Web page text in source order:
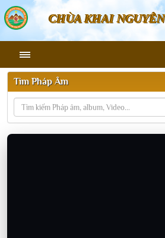
CHÙA KHAI NGUYÊN
Tìm Pháp Âm